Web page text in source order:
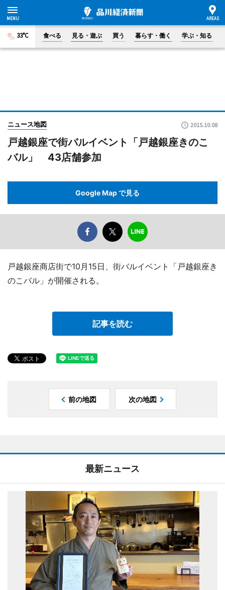
33°C 食べる 見る・遊ぶ 買う 暮らす・働く 学ぶ・知る
ニュース地図 2015.10.08
戸越銀座で街バルイベント「戸越銀座きのこ
バル」 43店舗参加
Google Map で見る
戸越銀座商店街で10月15日、街バルイベント「戸越銀座き
のこバル」が開催される。
記事を読む
前の地図 次の地図
最新ニュース